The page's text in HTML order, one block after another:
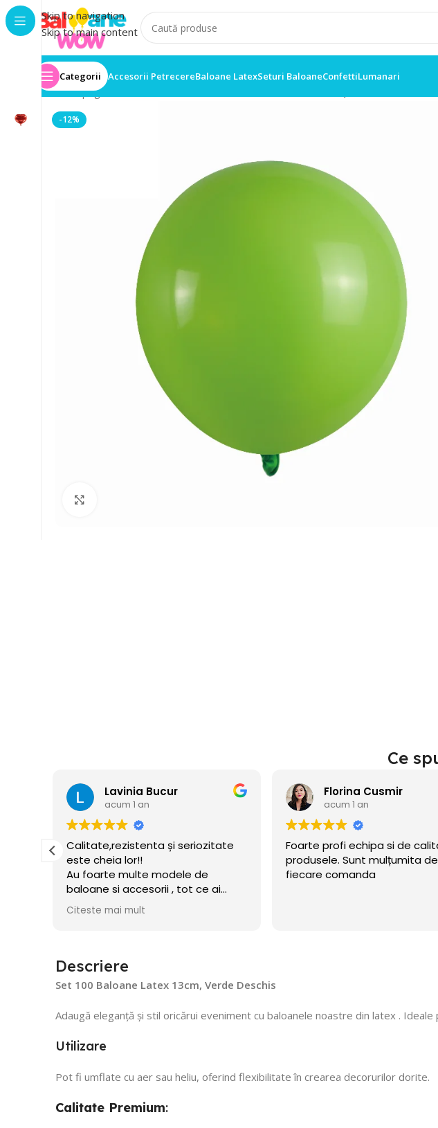
Skip to navigation
Skip to main content
Categorii Accesorii PetrecereBaloane LatexSeturi BaloaneConfettiLumanari
Prima pagină
-12%
Ce
Lavinia Bucur
acum 1 an
Calitate,rezistenta și seriozitate
este cheia lor!!
Au foarte multe modele de
baloane si accesorii , tot ce ai
nevoie pentru petrecerea celui
mic!! Am și acum baloane umflate
Citeste mai mult
Florina Cusmir
acum 1 an
Foarte profi echipa si de
produsele. Sunt mulțumita de
fiecare comanda
Descriere
Set 100 Baloane Latex 13cm, Verde Deschis
Adaugă eleganță și stil oricărui eveniment cu baloanele noastre din latex .
Utilizare
Pot fi umflate cu aer sau heliu, oferind flexibilitate în crearea decorurilor dorite.
Calitate Premium: